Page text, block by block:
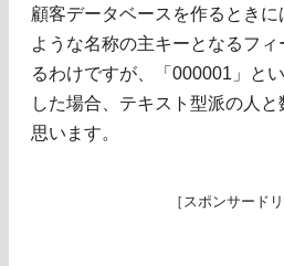
顧客データベースを作るときに
ような名称の主キーとなるフ
るわけですが、「000001」と
した場合、テキスト型派の人
思います。
［スポンサードリ